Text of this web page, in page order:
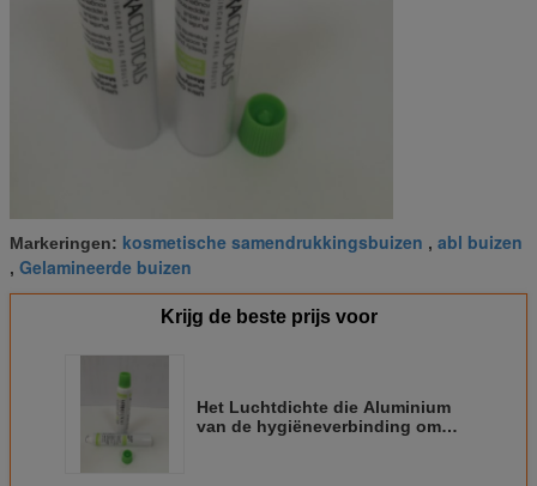
Markeringen: kosmetische samendrukkingsbuizen , abl buizen
, Gelamineerde buizen
Krijg de beste prijs voor
Het Luchtdichte die Aluminium
van de hygiëneverbinding om